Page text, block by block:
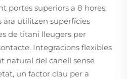
portes superiors a 8 hores.
ara utilitzen superfícies
de titani lleugers per
Integracions flexibles
natural del canell sense
un factor clau per a